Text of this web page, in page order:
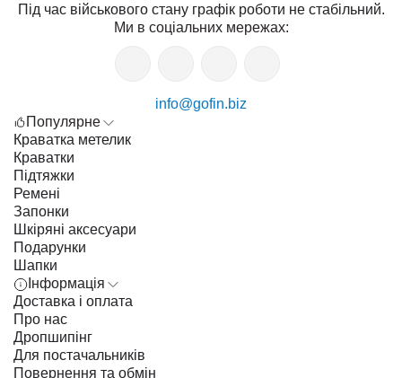
Під час військового стану графік роботи не стабільний.
Ми в соціальних мережах:
info@gofin.biz
Популярне
Краватка метелик
Краватки
Підтяжки
Ремені
Запонки
Шкіряні аксесуари
Подарунки
Шапки
Інформація
Доставка і оплата
Про нас
Дропшипінг
Для постачальників
Повернення та обмін